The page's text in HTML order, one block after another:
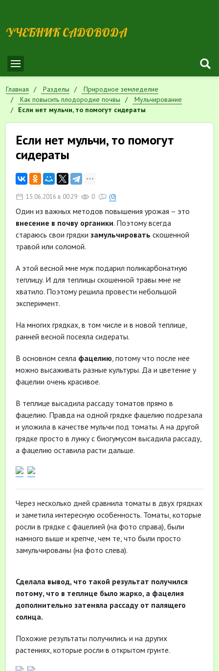
УЧЕБНИК САДОВОДА
Главная Разделы
Природное земледелие
Как повысить плодородие почвы
Мульчирование
Если нет мульчи, то помогут сидераты
Если нет мульчи, то помогут
сидераты
15.06.2016 в 00:29 0 (0)
Один из важных методов повышения урожая – это
внесение в почву органики. Поэтому всегда
стараюсь свои грядки замульчировать скошенной
травой или соломой.
А этой весной мне муж подарил поликарбонатную
теплицу. И для теплицы скошенной травы мне не
хватило. Поэтому решила провести небольшой
эксперимент.
На многих грядках, в том числе и в новой теплице,
ранней весной посеяла сидераты.
В основном сеяла фацелию, потому что после нее
можно высаживать разные культуры. Да и цветение у
фацелии очень красивое.
В теплице высадила рассаду томатов прямо в
фацелию. Правда на одной грядке фацелию подрезала
и уложила в качестве мульчи под томаты. А на другой
грядке просто в лунку с биогумусом высадила рассаду,
а фацелию оставила расти дальше.
Через несколько дней сравнила томаты в двух грядках
и заметила интересную особенность. Томаты, которые
росли в грядке с фацелией (на фото справа), были
намного выше и крепче, чем те, что были просто
замульчированы (на фото слева).
Сделала вывод, что такой результат получился
потому, что в теплице было жарко, а фацелия
дополнительно затеняла рассаду от палящего
солнца.
Похожие результаты получились и на других
растениях, которые росли в открытом грунте.